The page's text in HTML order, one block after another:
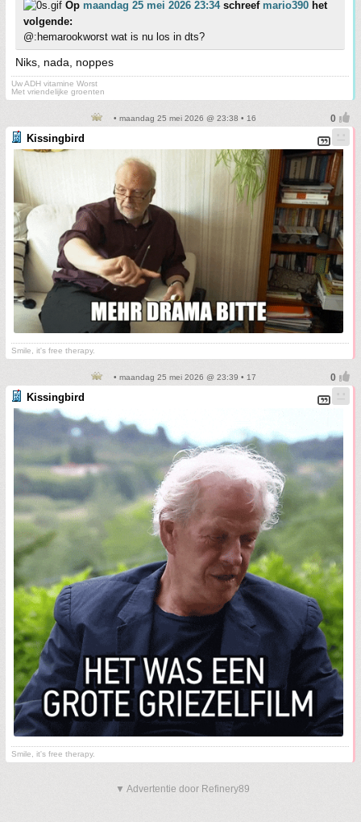
Op maandag 25 mei 2026 23:34schreef mario390 het
volgende:
@:hemarookworst wat is nu los in dts?
Niks, nada, noppes
Uw ADH vitamine Worst
Met vriendelijke groenten
• maandag 25 mei 2026 @ 23:38 • 16
Kissingbird
Smile, it's free therapy.
• maandag 25 mei 2026 @ 23:39 • 17
Kissingbird
Smile, it's free therapy.
▼ Advertentie door Refinery89